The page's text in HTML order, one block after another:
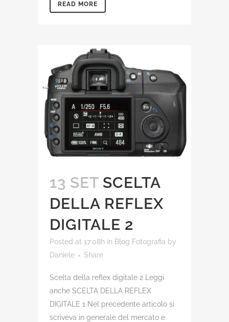
READ MORE
13 SET SCELTA
DELLA REFLEX
DIGITALE 2
Posted at 17:08h in Blog Fotografia by
Daniele
Share
Scelta della reflex digitale 2 Leggi
anche SCELTA DELLA REFLEX
DIGITALE 1 Nel precedente articolo si
scriveva in generale del mercato e